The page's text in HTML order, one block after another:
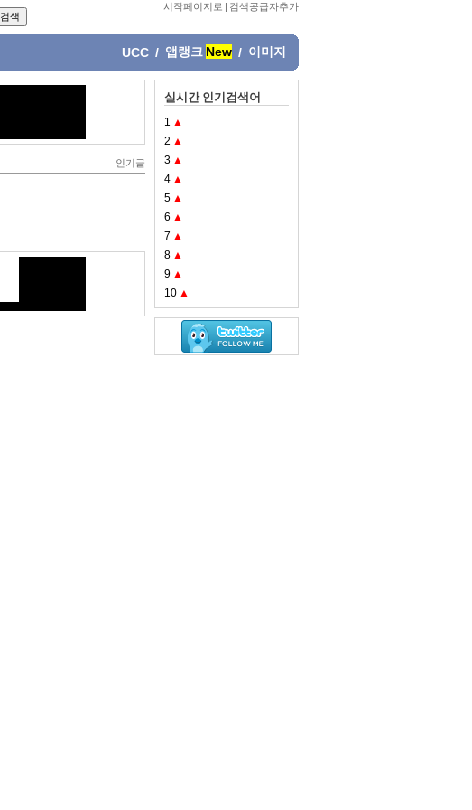
시작페이지로 | 검색공급자추가
UCC / 앱랭크 New / 이미지
인기글
실시간 인기검색어
1 ▲
2 ▲
3 ▲
4 ▲
5 ▲
6 ▲
7 ▲
8 ▲
9 ▲
10 ▲